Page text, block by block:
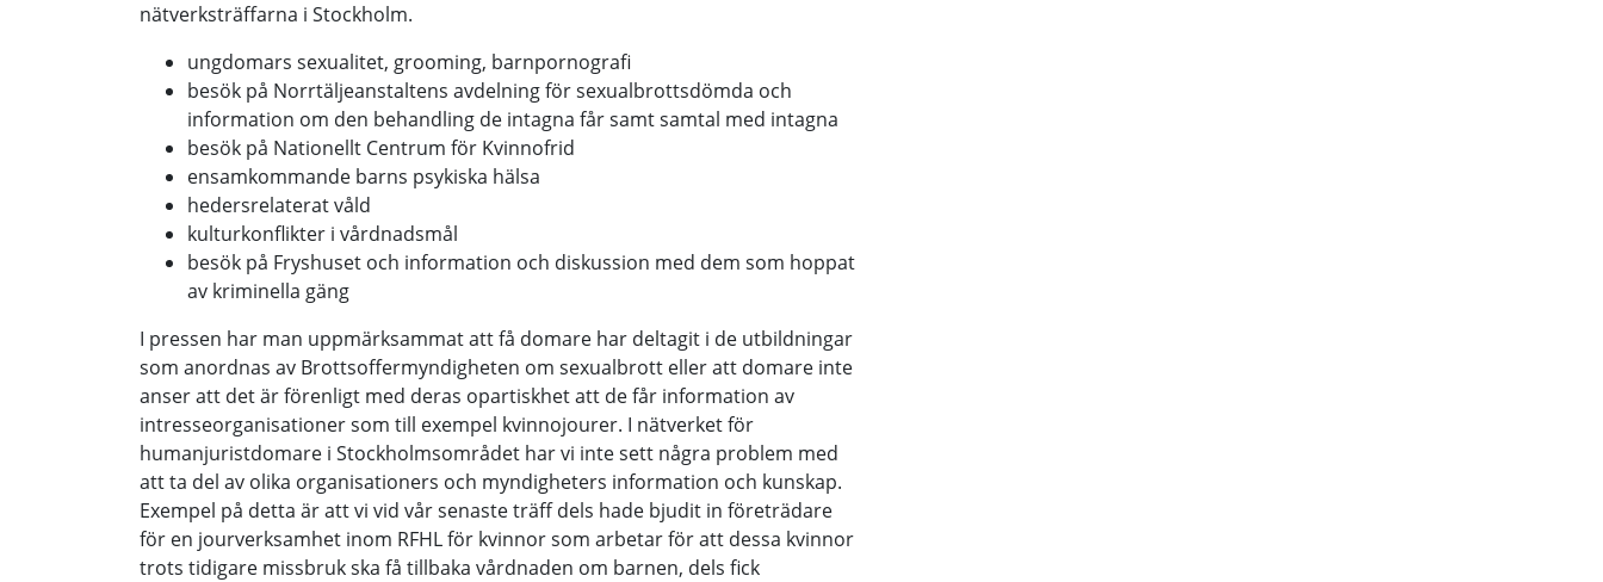
nätverksträffarna i Stockholm.
ungdomars sexualitet, grooming, barnpornografi
besök på Norrtäljeanstaltens avdelning för sexualbrottsdömda och
information om den behandling de intagna får samt samtal med intagna
besök på Nationellt Centrum för Kvinnofrid
ensamkommande barns psykiska hälsa
hedersrelaterat våld
kulturkonflikter i vårdnadsmål
besök på Fryshuset och information och diskussion med dem som hoppat
av kriminella gäng
I pressen har man uppmärksammat att få domare har deltagit i de utbildningar
som anordnas av Brottsoffermyndigheten om sexualbrott eller att domare inte
anser att det är förenligt med deras opartiskhet att de får information av
intresseorganisationer som till exempel kvinnojourer. I nätverket för
humanjuristdomare i Stockholmsområdet har vi inte sett några problem med
att ta del av olika organisationers och myndigheters information och kunskap.
Exempel på detta är att vi vid vår senaste träff dels hade bjudit in företrädare
för en jourverksamhet inom RFHL för kvinnor som arbetar för att dessa kvinnor
trots tidigare missbruk ska få tillbaka vårdnaden om barnen, dels fick